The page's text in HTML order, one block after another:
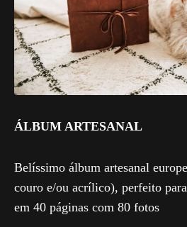
ÁLBUM ARTESANAL
Belíssimo álbum artesanal
couro e/ou acrílico), perfeito
em 40 páginas com 80 fotos